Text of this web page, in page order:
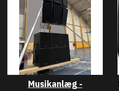
Musikanlæg -